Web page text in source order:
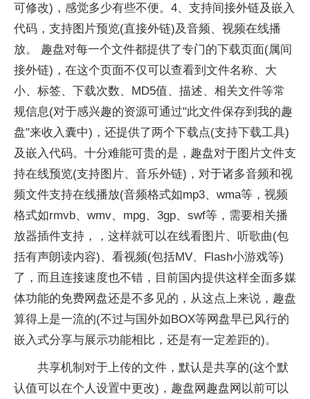
可修改)，感觉多少有些不便。4、支持间接外链及嵌入
代码，支持图片预览(直接外链)及音频、视频在线播
放。 趣盘对每一个文件都提供了专门的下载页面(属间
接外链)，在这个页面不仅可以查看到文件名称、大
小、标签、下载次数、MD5值、描述、相关文件等常
规信息(对于感兴趣的资源可通过"此文件保存到我的趣
盘"来收入囊中)，还提供了两个下载点(支持下载工具)
及嵌入代码。十分难能可贵的是，趣盘对于图片文件支
持在线预览(支持图片、音乐外链)，对于诸多音频和视
频文件支持在线播放(音频格式如mp3、wma等，视频
格式如rmvb、wmv、mpg、3gp、swf等，需要相关播
放器插件支持，，这样就可以在线看图片、听歌曲(包
括有声朗读内容)、看视频(包括MV、Flash小游戏等)
了，而且连接速度也不错，目前国内提供这样全面多媒
体功能的免费网盘还是不多见的，从这点上来说，趣盘
算得上是一流的(不过与国外如BOX等网盘早已风行的
嵌入式分享与展示功能相比，还是有一定差距的)。
共享机制对于上传的文件，默认是共享的(这个默
认值可以在个人设置中更改)，趣盘网趣盘网以前可以